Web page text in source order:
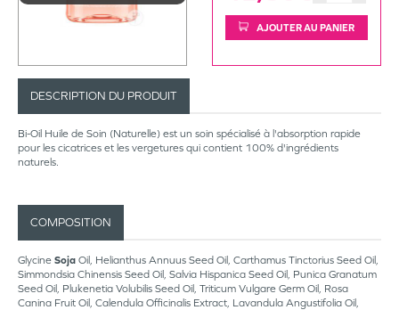
AJOUTER AU PANIER
DESCRIPTION DU PRODUIT
Bi-Oil Huile de Soin (Naturelle) est un soin spécialisé à l'absorption rapide
pour les cicatrices et les vergetures qui contient 100% d'ingrédients
naturels.
COMPOSITION
Glycine Soja Oil, Helianthus Annuus Seed Oil, Carthamus Tinctorius Seed Oil,
Simmondsia Chinensis Seed Oil, Salvia Hispanica Seed Oil, Punica Granatum
Seed Oil, Plukenetia Volubilis Seed Oil, Triticum Vulgare Germ Oil, Rosa
Canina Fruit Oil, Calendula Officinalis Extract, Lavandula Angustifolia Oil,